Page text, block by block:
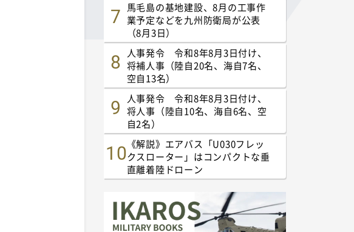
馬毛島の基地建設、8月の工事作
業予定などを九州防衛局が公表
（8月3日）
人事発令 令和8年8月3日付け、
将補人事（陸自20名、海自7名、
空自13名）
人事発令 令和8年8月3日付け、
将人事（陸自10名、海自6名、空
自2名）
《解説》エアバス「U030フレッ
クスローター」はコンパクトな垂
直離着陸ドローン